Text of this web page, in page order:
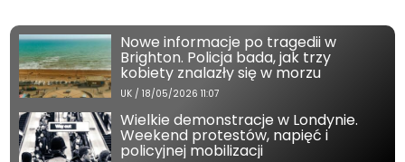
Nowe informacje po tragedii w
Brighton. Policja bada, jak trzy
kobiety znalazły się w morzu
UK/ 18/05/2026 11:07
Wielkie demonstracje w Londynie.
Weekend protestów, napięć i
policyjnej mobilizacji